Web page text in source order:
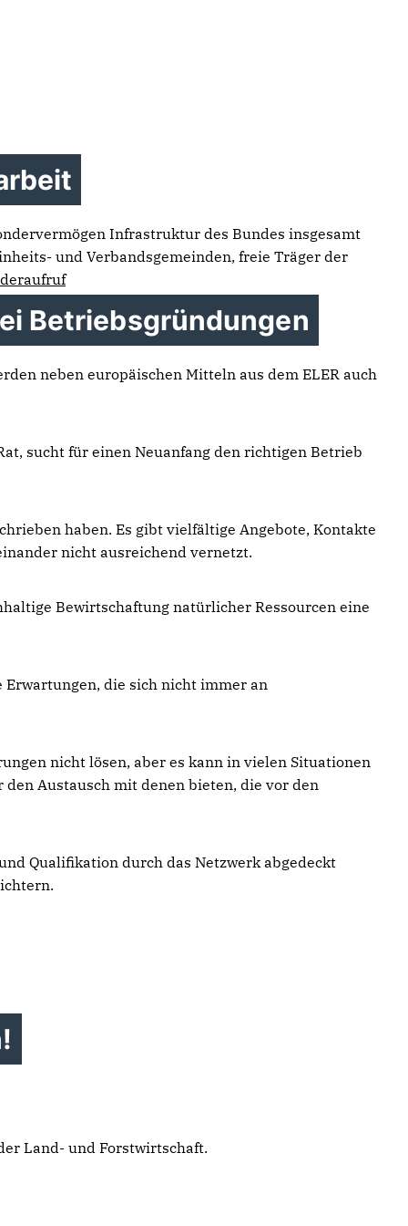
Infrastruktur des Bundes insgesamt
und Verbandsgemeinden, freie Träger der
Betriebsgründungen
neben europäischen Mitteln aus dem ELER auch
sucht für einen Neuanfang den richtigen Betrieb
haben. Es gibt vielfältige Angebote, Kontakte
nicht ausreichend vernetzt.
Bewirtschaftung natürlicher Ressourcen eine
die sich nicht immer an
nicht lösen, aber es kann in vielen Situationen
Austausch mit denen bieten, die vor den
Qualifikation durch das Netzwerk abgedeckt
Land- und Forstwirtschaft.